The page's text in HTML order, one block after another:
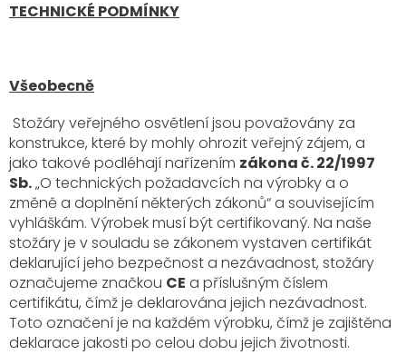
TECHNICKÉ PODMÍNKY
Všeobecně
Stožáry veřejného osvětlení jsou považovány za
konstrukce, které by mohly ohrozit veřejný zájem, a
jako takové podléhají nařízením zákona č. 22/1997
Sb.„O technických požadavcích na výrobky a o
změně a doplnění některých zákonů“ a souvisejícím
vyhláškám. Výrobek musí být certifikovaný. Na naše
stožáry je v souladu se zákonem vystaven certifikát
deklarující jeho bezpečnost a nezávadnost, stožáry
označujeme značkou CE a příslušným číslem
certifikátu, čímž je deklarována jejich nezávadnost.
Toto označení je na každém výrobku, čímž je zajištěna
deklarace jakosti po celou dobu jejich životnosti.